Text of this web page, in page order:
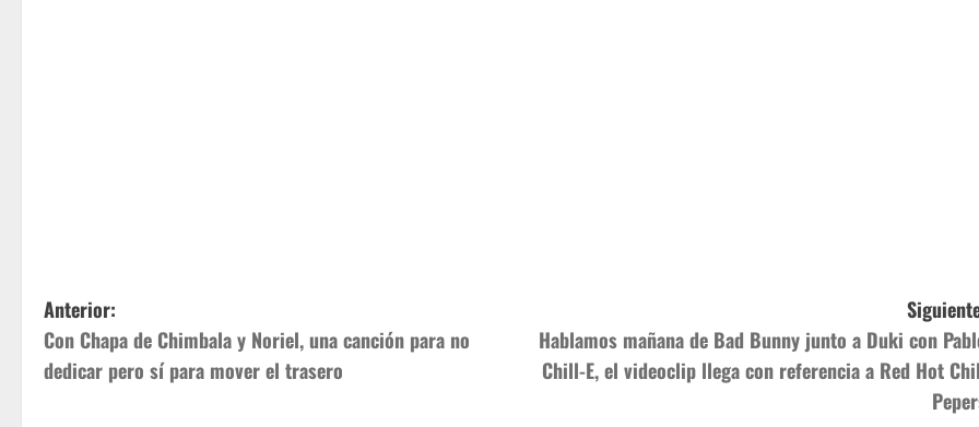
N
a
Anterior:
Con Chapa de Chimbala y Noriel, una canción para no
dedicar pero sí para mover el trasero
Hablamos mañana de Bad Bunny junto a Duki con
Chill-E, el videoclip llega con referencia a Red Hot